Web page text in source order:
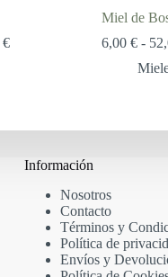
€Rango
Miel de
6,00€ -
Información
Nosotros
Contacto
Términos y
Política de
Envíos y